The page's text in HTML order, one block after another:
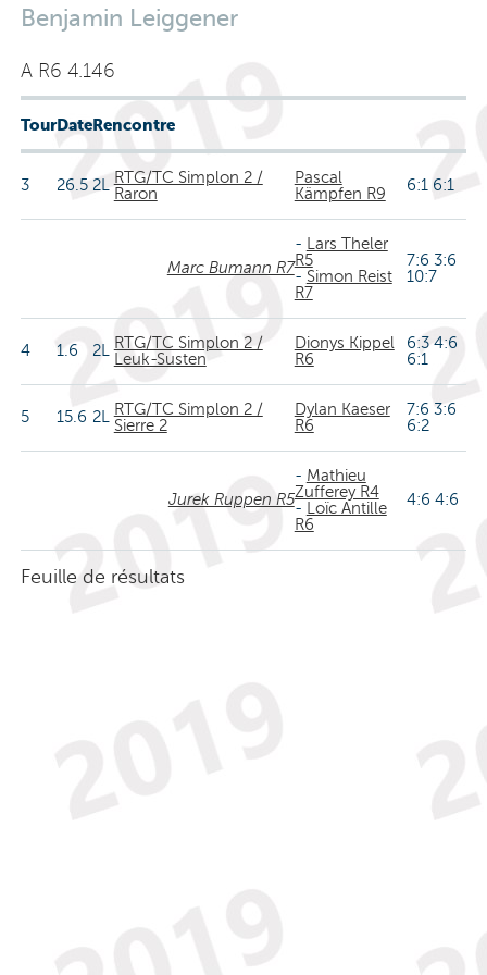
Benjamin Leiggener
A R6 4.146
TourDateRencontre
3 26.5 2LRTG/TC Simplon 2 /
Raron
Pascal
Kämpfen R9
6:1 6:1
Marc Bumann R7
-
Lars Theler
R5
- Simon Reist
R7
7:6 3:6
10:7
4 1.6 2LRTG/TC Simplon 2 /
Leuk-Susten
Dionys Kippel
R6
6:3 4:6
6:1
5 15.6 2LRTG/TC Simplon 2 /
Sierre 2
Dylan Kaeser
R6
7:6 3:6
6:2
Jurek Ruppen R5
- Mathieu
Zufferey R4
-
Loïc Antille
R6
4:6 4:6
Feuille de résultats